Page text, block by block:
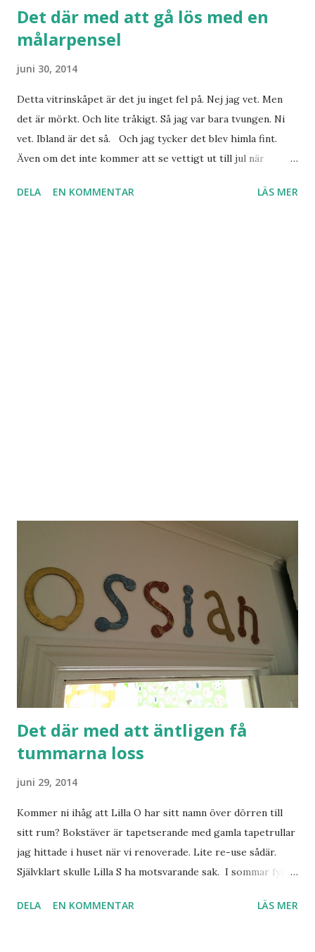
Det där med att gå lös med en
målarpensel
juni 30, 2014
Detta vitrinskåpet är det ju inget fel på. Nej jag vet. Men
det är mörkt. Och lite tråkigt. Så jag var bara tvungen. Ni
vet. Ibland är det så. Och jag tycker det blev himla fint.
Även om det inte kommer att se vettigt ut till jul när
julgranen! Får måla om det då...
DELA EN KOMMENTAR LÄS MER
Det där med att äntligen få
tummarna loss
juni 29, 2014
Kommer ni ihåg att Lilla O har sitt namn över dörren till
sitt rum? Bokstäver är tapetserande med gamla tapetrullar
jag hittade i huset när vi renoverade. Lite re-use sådär.
Självklart skulle Lilla S ha motsvarande sak. I sommar fyller
producera fram dem. Men nu är de uppe! Och det blev ju
DELA EN KOMMENTAR LÄS MER